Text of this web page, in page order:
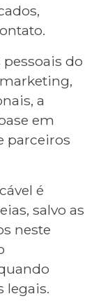
do
a
em
parceiros
é
salvo as
neste
legais.